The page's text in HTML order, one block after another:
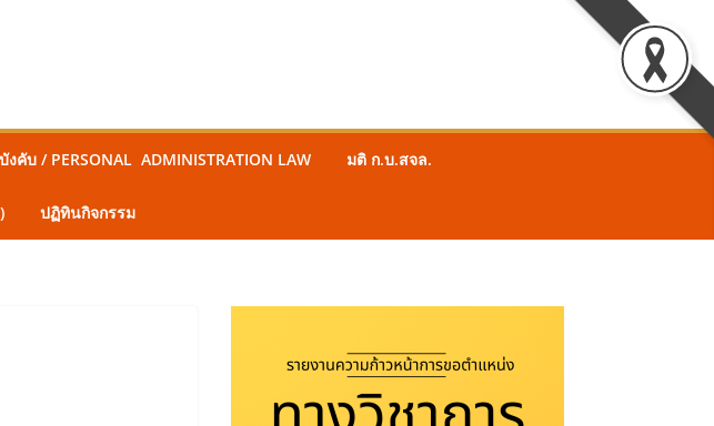
งคับ / PERSONAL ADMINISTRATION LAW มติ ก.บ.สจล.
ปฏิทินกิจกรรม